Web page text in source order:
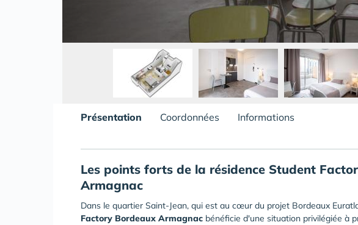
Présentation Coordonnées Informations
Les points forts de la résidence Student
Armagnac
Dans le quartier Saint-Jean, qui est au cœur du projet Bordeaux
Factory Bordeaux Armagnac bénéficie d'une situation privilégiée à